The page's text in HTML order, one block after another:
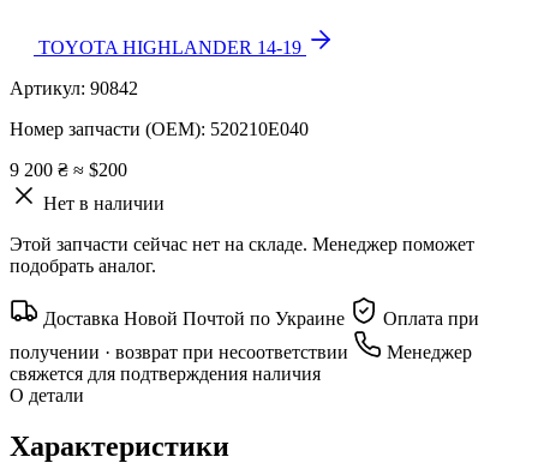
TOYOTA HIGHLANDER 14-19
Артикул: 90842
Номер запчасти (OEM): 520210E040
9 200 ₴ ≈ $200
Нет в наличии
Этой запчасти сейчас нет на складе. Менеджер поможет
подобрать аналог.
Доставка Новой Почтой по Украине
Оплата при
получении · возврат при несоответствии
Менеджер
свяжется для подтверждения наличия
О детали
Характеристики